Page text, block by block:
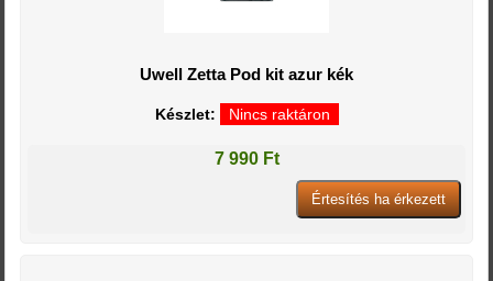
Uwell Zetta Pod kit azur kék
Készlet: Nincs raktáron
7 990 Ft